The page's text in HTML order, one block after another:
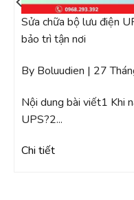
Sửa chữa bộ lưu điện
bảo trì tận nơi
By Boluudien | 27
Nội dung bài viết1 Khi
UPS?2...
Chi tiết